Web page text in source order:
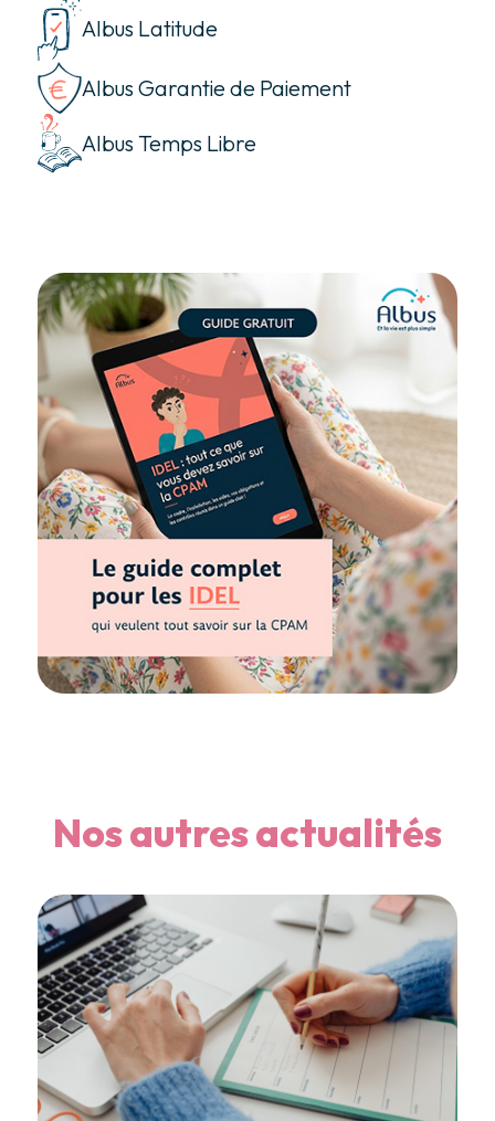
Albus Latitude
Albus Garantie de Paiement
Albus Temps Libre
Nos autres actualités